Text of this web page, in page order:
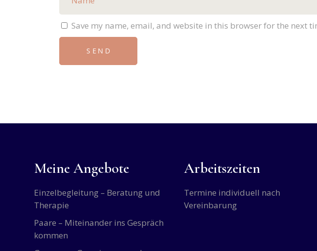
Save my name, email, and website in this browser for the next
SEND
Meine Angebote
Einzelbegleitung – Beratung und
Therapie
Paare – Miteinander ins Gespräch
kommen
Arbeitszeiten
Termine individuell nach
Vereinbarung